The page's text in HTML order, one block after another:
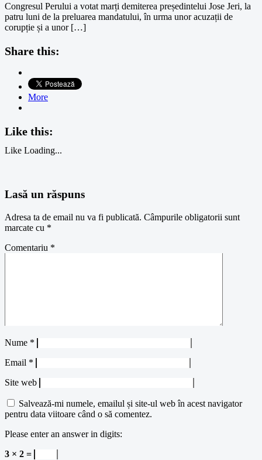
Congresul Perului a votat marți demiterea președintelui Jose Jeri, la
patru luni de la preluarea mandatului, în urma unor acuzații de
corupție și a unor […]
Share this:
More
Like this:
Like Loading...
Lasă un răspuns
Adresa ta de email nu va fi publicată. Câmpurile obligatorii sunt
marcate cu *
Comentariu *
Nume *
Email *
Site web
Salvează-mi numele, emailul și site-ul web în acest navigator
pentru data viitoare când o să comentez.
Please enter an answer in digits:
3 × 2 =